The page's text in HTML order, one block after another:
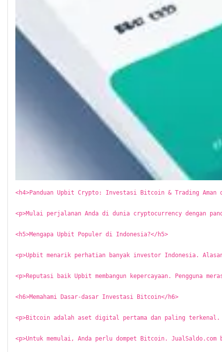
<h4>Panduan Upbit Crypto: Investasi Bitcoin & Trading Aman di Indonesia</h4>

<p>Mulai perjalanan Anda di dunia cryptocurrency dengan panduan Upbit. Kami jelaskan cara investasi Bitcoin dan trading aman di Indonesia. Platform ini menawarkan kemudahan bagi pemula. Anda bisa belajar banyak tentang aset digital.</p>

<h5>Mengapa Upbit Populer di Indonesia?</h5>

<p>Upbit menarik perhatian banyak investor Indonesia. Alasannya beragam. Platform ini punya antarmuka yang ramah pengguna. Ini membuat proses investasi jadi lebih mudah. Keamanan juga jadi prioritas utama mereka. Ini penting saat Anda melakukan trading.</p>

<p>Reputasi baik Upbit membangun kepercayaan. Pengguna merasa aman bertransaksi. Banyak fitur ditawarkan untuk mendukung trader. Mulai dari analisis pasar hingga berbagai jenis aset kripto. Ini membuka peluang investasi yang lebih luas.</p>

<h6>Memahami Dasar-dasar Investasi Bitcoin</h6>

<p>Bitcoin adalah aset digital pertama dan paling terkenal. Memahami cara kerja Bitcoin sangat penting. Anda perlu tahu bagaimana fluktuasi harganya terjadi. Ini semua dipengaruhi oleh pasokan dan permintaan global. Juga oleh berita dan regulasi.</p>

<p>Untuk memulai, Anda perlu dompet Bitcoin. JualSaldo.com bisa membantu Anda menemukan solusi terbaik untuk berbagai kebutuhan digital Anda. Ada juga berbagai cara untuk membeli Bitcoin. Salah satunya melalui platform exchange terpercaya.</p>

<p>Pelajari grafik harga Bitcoin. Pahami tren naik dan turunnya. Ini membantu Anda membuat keputusan investasi yang lebih bijak. Ingat, investasi crypto selalu punya risiko. Lakukan riset Anda sendiri sebelum berinvestasi.</p>

<h6>Panduan Trading Aman di Upbit</h6>

<p>Trading crypto membutuhkan strategi. Di Upbit, Anda bisa menemukan berbagai alat bantu trading. Gunakan fitur-fitur ini dengan bijak. Jangan pernah menginvestasikan lebih dari yang Anda mampu untuk kehilangan.</p>

<p>Keamanan akun juga sangat vital. Gunakan kata sandi yang kuat. Aktifkan otentikasi dua faktor (2FA). Ini melindungi akun Anda dari akses yang tidak sah. JualSaldo.com juga menyediakan layanan untuk berbagai kebutuhan digital Anda, termasuk pembayaran online.</p>

<p>Pahami jenis-jenis order trading. Ada order market, limit, dan stop-loss. Masing-masing punya fungsi sendiri. Belajar kapan menggunakannya akan sangat membantu. JualSaldo.com menawarkan kemudahan dalam bertransaksi.</p>

<h6>Keunggulan Investasi Kripto Lainnya</h6>

<p>Selain Bitcoin, ada banyak altcoin menarik. Misalnya Ethereum (ETH). JualSaldo.com menyediakan layanan untuk jual beli Ethereum. Anda bisa belajar tentang <a href="https://jualsaldo.com/cryptocurrency/jual-beli-ethereum" title="harga ethereum hari ini">harga ethereum hari ini</a>. Juga prediksi harga ETH 2026.</p>

<p>Polygon (MATIC) juga populer. Dengan <a href="https://jualsaldo.com/cryptocurrency/jual-beli-polygon" title="harga polygon hari ini">harga polygon hari ini</a> yang fluktuatif, potensi keuntungannya menarik. JualSaldo.com siap membantu Anda dalam proses jual beli. Kami juga menyediakan layanan untuk <a href="https://jualsaldo.com/cryptocurrency/jual-beli-bnb" title="cara beli bnb">cara beli bnb</a>.</p>

<p>Investasi Cardano (ADA) juga bisa jadi pilihan. Pantau terus <a href="https://jualsaldo.com/cryptocurrency/jual-beli-cardano" title="harga cardano hari ini">harga cardano hari ini</a>. Ada juga Dash, yang terkenal dengan kecepatan transaksinya. JualSaldo.com menyediakan layanan <a href="https://jualsaldo.com/cryptocurrency/jual-beli-dash" title="harga dash crypto hari ini">harga dash crypto hari ini</a>.</p>

<p>Stellar Lumens (XLM) fokus pada pembayaran. Cek <a href="https://jualsaldo.com/cryptocurrency/jual-beli-stellar" title="harga stellar lumens hari ini">harga stellar lumens hari ini</a>. Polkadot (DOT) menawarkan interoperabilitas antar blockchain. Kami juga siap melayani <a href="https://jualsaldo.com/cryptocurrency/jual-beli-eos" title="harga eos idr">harga eos idr</a>.</p>

<p>Dogecoin (DOGE) awalnya hanya lelucon, kini jadi aset investasi. Perhatikan <a href="https://jualsaldo.com/cryptocurrency/jual-beli-dogecoin" title="harga dogecoin hari ini">harga dogecoin hari ini</a>. Shiba Inu (SHIB) juga mengalami lonjakan popularitas. Ada juga Solana (SOL) yang cepat. JualSaldo.com memfasilitasi Anda untuk <a href="https://jualsaldo.com/cryptocurrency/jual-beli-bitcoin" title="harga bitcoin hari ini">harga bitcoin hari ini</a>.</p>

<p>Litecoin (LTC) sering disebut sebagai "perak" untuk "emas" Bitcoin. Temukan <a href="https://jualsaldo.com/cryptocurrency/jual-beli-litecoin" title="litecoin ltc harga hari ini">litecoin ltc harga hari ini</a>. XRP memiliki tujuan untuk memfasilitasi pembayaran lintas batas. Lihat <a href="https://jualsaldo.com/cryptocurrency/jual-beli-ripple" title="harga xrp hari ini">harga xrp hari ini</a>.</p>

<p>Chainlink (LINK) adalah jaringan oracle terdesentralisasi. Cek <a href="https://jualsaldo.com/cryptocurrency/jual-beli-chainlink" title="harga chainlink hari ini">harga chainlink hari ini</a>. Axie Infinity (AXS) adalah game blockchain populer. JualSaldo.com siap melayani kebutuhan transaksi Anda untuk berbagai aset kripto.</p>

<p>Tether (USDT) adalah stablecoin yang nilainya dipatok pada dolar AS. Anda bisa mencari informasi tentang <a href="https://jualsaldo.com/cryptocurrency/jual-beli-tether" title="harga usdt hari ini">harga usdt hari ini</a>. Ini sangat berguna untuk trading dan menyimpan nilai. JualSaldo.com juga menyediakan informasi <a href="https://jualsaldo.com/cryptocurrency/jual-beli-tether" title="usdt to idr">usdt to idr</a>.</p>

<h6>Transkasi dan Pembayaran Digital yang Mudah</h6>

<p>Melakukan transaksi digital semakin mudah. JualSaldo.com menyediakan beragam solusi pembayaran. Anda bisa menggunakan <a href="https://jualsaldo.com/page/jasa-isi-saldo-paypal" title="jasa isi saldo paypal">jasa isi saldo paypal</a> untuk berbagai kebutuhan. Ini termasuk pembayaran online.</p>

<p>Butuh saldo PayPal? Kami menawarkan <a href="https://jualsaldo.com/page/beli-saldo-paypal" title="beli saldo paypal">beli saldo paypal</a> dengan cepat. Ada juga <a href="https://jualsaldo.com/page/top-up-paypal-murah" title="top up paypal murah">top up paypal murah</a>. Layanan <a href="https://jualsaldo.com/page/jasa-pembayaran-online" title="jasa pembayaran online">jasa pembayaran online</a> kami juga sangat membantu.</p>

<p>Untuk saldo Payoneer, kami siap membantu. Dapatkan <a href="https://jualsaldo.com/page/beli-saldo-payoneer" title="Jual Saldo Payoneer">Jual Saldo Payoneer</a> terpercaya. Kami juga melayani <a href="https://jualsaldo.com/page/beli-saldo-skrill" title="Jual Saldo Skrill">Jual Saldo Skrill</a>. Kebutuhan saldo Perfect Money juga bisa terpenuhi. Kami melayani <a href="https://jualsaldo.com/page/beli-saldo-perfectmoney" title="Jual Saldo Perfect Money">Jual Saldo Perfect Money</a>.</p>

<p>JualSaldo.com juga menawarkan <a href="https://jualsaldo.com/page/beli-saldo-neteller" title="jual saldo neteller">jual saldo neteller</a>. Kami juga membantu Anda dalam <a href="https://jualsaldo.com/order/jual-saldo-paypal-ke-games" title="Tempat top up game with paypal">Tempat top up game with paypal</a>. Ingin beli pulsa pakai PayPal? Kami bisa bantu. Cek layanan <a href="https://jualsaldo.com/order/jual-saldo-paypal-ke-pulsa" title="Beli Pulsa via PayPal">Beli Pulsa via PayPal</a>.</p>

<p>Untuk kebutuhan token listrik, kami punya solusinya. Dapatkan <a href="https://jualsaldo.com/order/jual-saldo-paypal-ke-pln" title="Beli Token Listrik PayPal">Beli Token Listrik PayPal</a>. Jasa pembayaran internasional juga tersedia. Kami siap melayani <a href="https://jualsaldo.com/page/jasa-bayar-invoice" title="jasa bayar invoice">jasa bayar invoice</a>.</p>

<p>Kami juga ahli dalam <a href="https://jualsaldo.com/page/